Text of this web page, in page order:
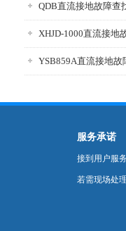
QDB直流接地故障查
XHJD-1000直流接地
YSB859A直流接地故
服务承诺
接到用户服
若需现场处